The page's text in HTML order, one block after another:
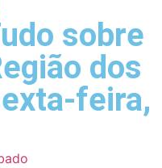
sobre
dos
feira,